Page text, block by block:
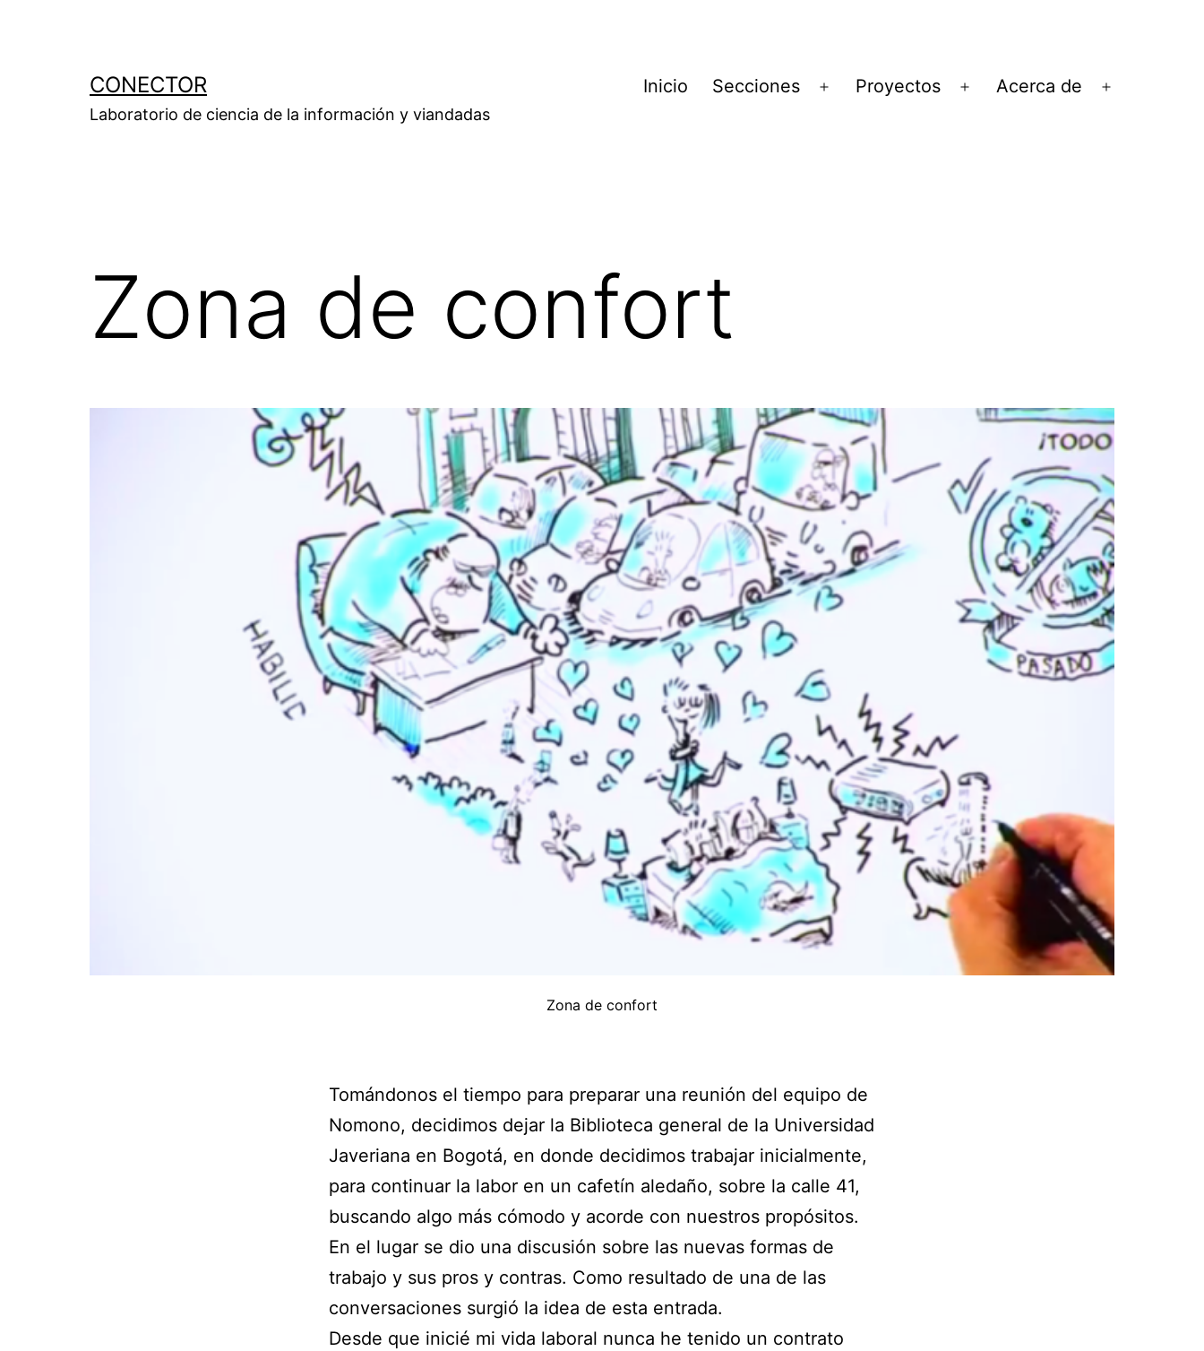
CONECTOR
Laboratorio de ciencia de la información y viandadas
Inicio Secciones
Abrir
Proyectos
Abrir
Acerca de
Zona de confort
Zona de confort
Tomándonos el tiempo para preparar una reunión del equipo de
Nomono, decidimos dejar la Biblioteca general de la Universidad
Javeriana en Bogotá, en donde decidimos trabajar inicialmente,
para continuar la labor en un cafetín aledaño, sobre la calle 41,
buscando algo más cómodo y acorde con nuestros propósitos.
En el lugar se dio una discusión sobre las nuevas formas de
trabajo y sus pros y contras. Como resultado de una de las
conversaciones surgió la idea de esta entrada.
Desde que inicié mi vida laboral nunca he tenido un contrato